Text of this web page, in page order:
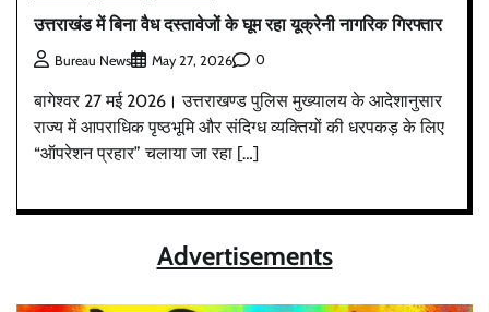
उत्तराखंड में बिना वैध दस्तावेजों के घूम रहा यूक्रेनी नागरिक गिरफ्तार
Bureau News May 27, 2026 0
बागेश्वर 27 मई 2026। उत्तराखण्ड पुलिस मुख्यालय के आदेशानुसार
राज्य में आपराधिक पृष्ठभूमि और संदिग्ध व्यक्तियों की धरपकड़ के लिए
“ऑपरेशन प्रहार” चलाया जा रहा […]
Advertisements